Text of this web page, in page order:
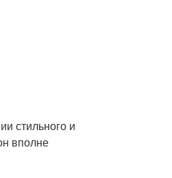
стильного и
вполне